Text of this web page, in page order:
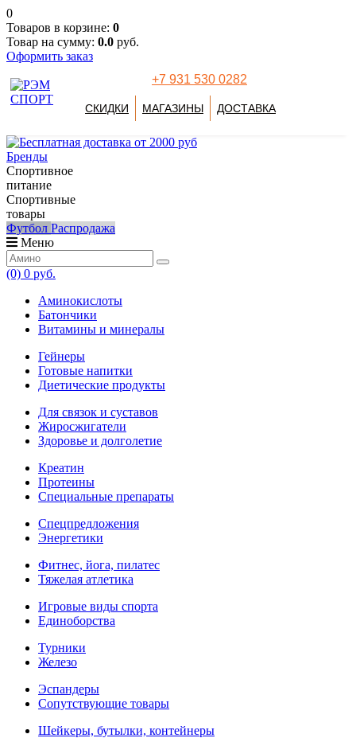
0
Товаров в корзине: 0
Товар на сумму: 0.0 руб.
Оформить заказ
+7 931 530 0282
СКИДКИ МАГАЗИНЫ ДОСТАВКА
Бренды
Спортивное
питание
Спортивные
товары
Футбол Распродажа
Меню
(0) 0 руб.
Аминокислоты
Батончики
Витамины и минералы
Гейнеры
Готовые напитки
Диетические продукты
Для связок и суставов
Жиросжигатели
Здоровье и долголетие
Креатин
Протеины
Специальные препараты
Спецпредложения
Энергетики
Фитнес, йога, пилатес
Тяжелая атлетика
Игровые виды спорта
Единоборства
Турники
Железо
Эспандеры
Сопутствующие товары
Шейкеры, бутылки, контейнеры